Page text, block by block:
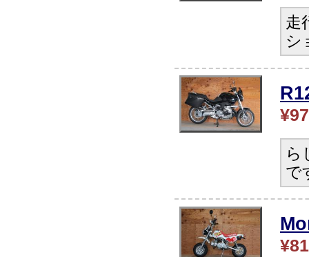
走
シ
ら
で